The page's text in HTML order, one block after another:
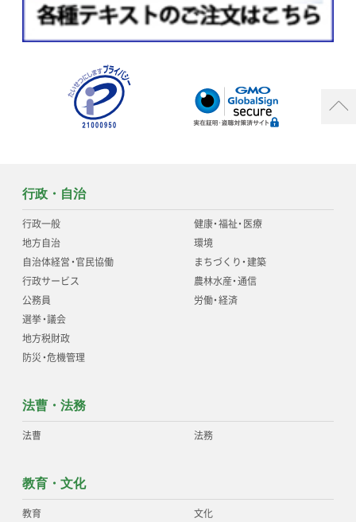
行政・自治
行政一般
地方自治
自治体経営・官民協働
行政サービス
公務員
選挙・議会
地方税財政
防災・危機管理
健康・福祉・医療
環境
まちづくり・建築
農林水産・通信
労働・経済
法曹・法務
法曹 法務
教育・文化
教育 文化